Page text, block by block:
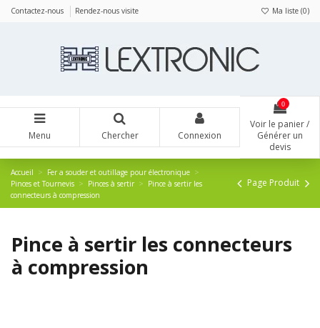
Contactez-nous Rendez-nous visite Ma liste (0)
Menu Chercher Connexion
0
Voir le panier /
Générer un
devis
Accueil
Fer a souder et outillage pour électronique
Pinces et Tournevis
Pinces à sertir
Pince à sertir les
connecteurs à compression
Page Produit
Pince à sertir les connecteurs
à compression
Panneau de gestion des cookies